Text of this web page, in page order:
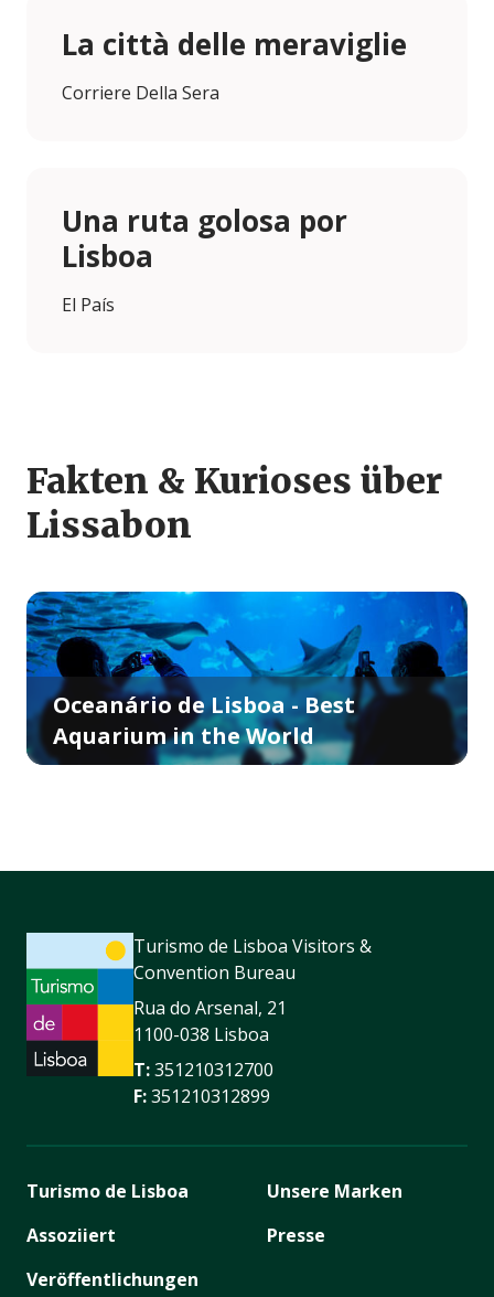
La città delle meraviglie
Corriere Della Sera
Una ruta golosa por
Lisboa
El País
Fakten & Kurioses über
Lissabon
Oceanário de Lisboa - Best
Aquarium in the World
Turismo de Lisboa Visitors &
Convention Bureau
Rua do Arsenal, 21
1100-038 Lisboa
T:351210312700
F:351210312899
Turismo de Lisboa
Assoziiert
Veröffentlichungen
Unsere Marken
Presse